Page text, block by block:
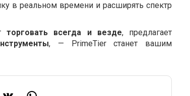
в реальном времени и расширять спектр
торговать всегда и везде, предлагает
, — PrimeTier станет вашим